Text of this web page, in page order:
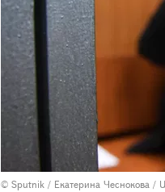
© Sputnik / Екатерина Чеснокова /